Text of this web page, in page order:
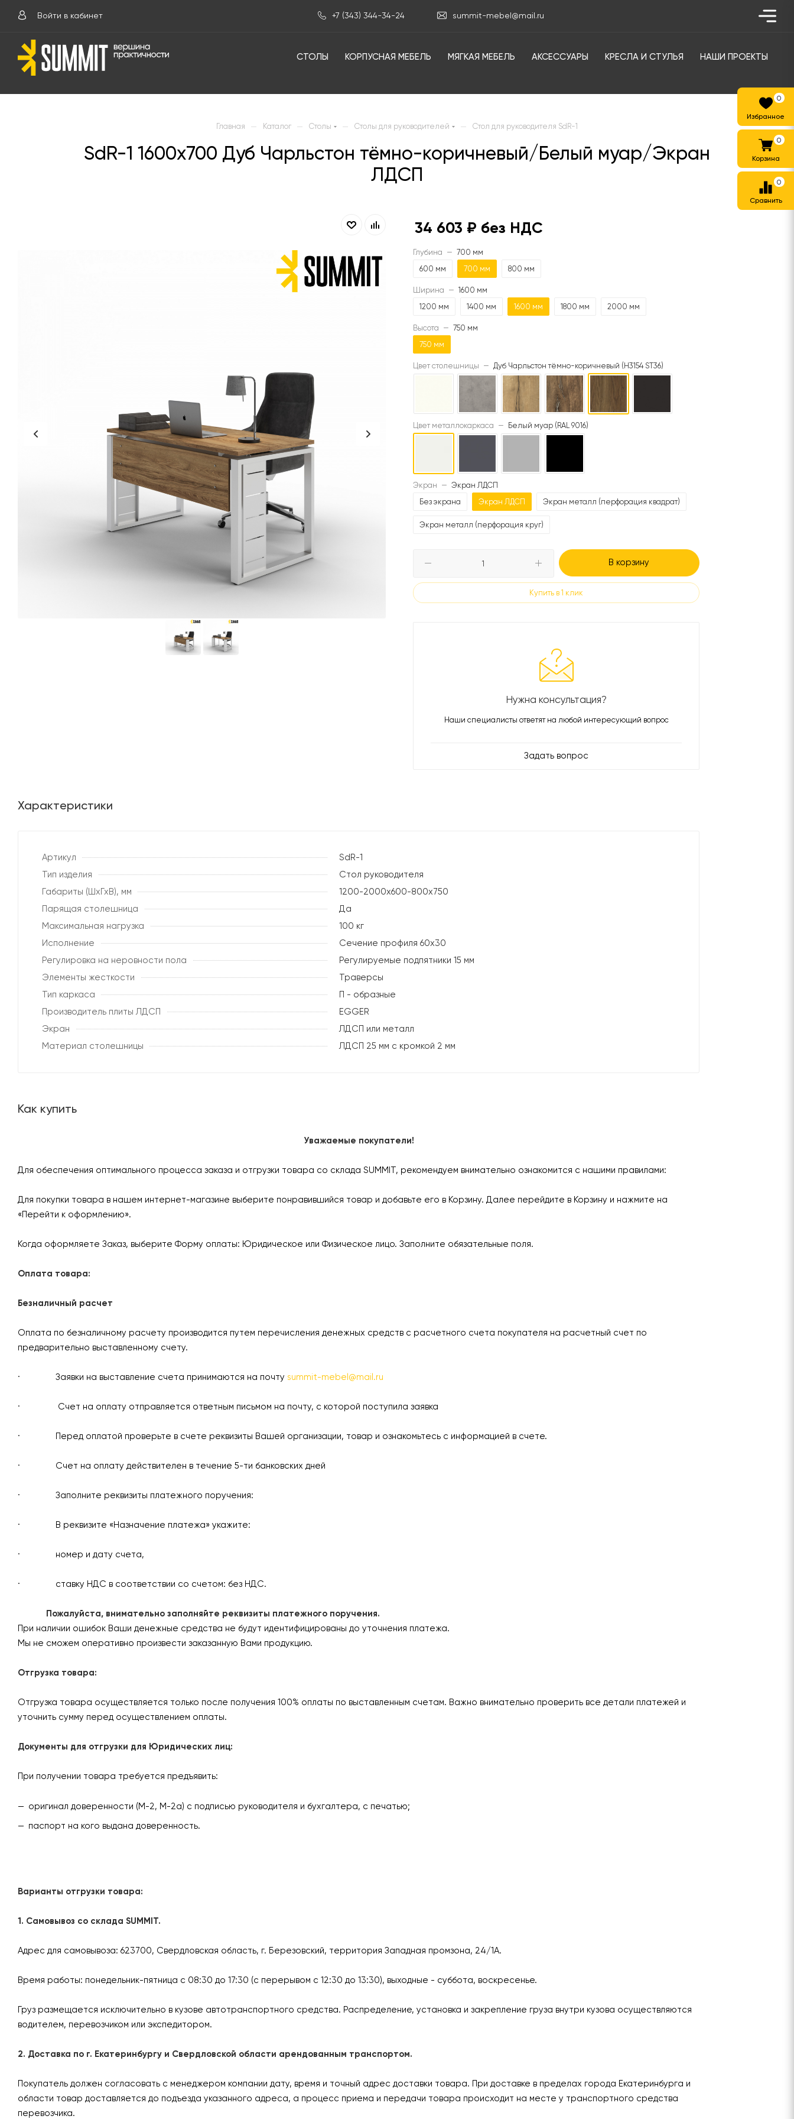
Войти в кабинет +7 (343) 344-34-24 summit-mebel@mail.ru
СТОЛЫ КОРПУСНАЯ МЕБЕЛЬ МЯГКАЯ МЕБЕЛЬ АКСЕССУАРЫ КРЕСЛА И СТУЛЬЯ НАШИ ПРОЕКТЫ
Главная — Каталог — Столы — Столы для руководителей — Стол для руководителя SdR-1
SdR-1 1600х700 Дуб Чарльстон тёмно-коричневый/Белый муар/Экран
ЛДСП
34 603 ₽ без НДС
Глубина — 700 мм
600 мм
700 мм 800 мм
Ширина — 1600 мм
1200 мм
1400 мм 1600 мм 1800 мм 2000 мм
Высота — 750 мм
750 мм
Цвет столешницы — Дуб Чарльстон тёмно-коричневый (H3154 ST36)
Цвет металлокаркаса — Белый муар (RAL 9016)
Экран — Экран ЛДСП
Без экрана
Экран ЛДСП Экран металл (перфорация квадрат)
Экран металл (перфорация круг)
В корзину
Купить в 1 клик
Нужна консультация?
Наши специалисты ответят на любой интересующий вопрос
Задать вопрос
Характеристики
Артикул
SdR-1
Тип изделия
Стол руководителя
Габариты (ШхГхВ), мм
1200-2000х600-800х750
Парящая столешница
Да
Максимальная нагрузка
100 кг
Исполнение
Сечение профиля 60х30
Регулировка на неровности пола
Регулируемые подпятники 15 мм
Элементы жесткости
Траверсы
Тип каркаса
П - образные
Производитель плиты ЛДСП
EGGER
Экран
ЛДСП или металл
Материал столешницы
ЛДСП 25 мм с кромкой 2 мм
Как купить
Уважаемые покупатели!
Для обеспечения оптимального процесса заказа и отгрузки товара со склада SUMMIT, рекомендуем внимательно ознакомится с нашими правилами:
Для покупки товара в нашем интернет-магазине выберите понравившийся товар и добавьте его в Корзину. Далее перейдите в Корзину и нажмите на
«Перейти к оформлению».
Когда оформляете Заказ, выберите Форму оплаты: Юридическое или Физическое лицо. Заполните обязательные поля.
Оплата товара:
Безналичный расчет
Оплата по безналичному расчету производится путем перечисления денежных средств с расчетного счета покупателя на расчетный счет по
предварительно выставленному счету.
· Заявки на выставление счета принимаются на почту summit-mebel@mail.ru
· Счет на оплату отправляется ответным письмом на почту, с которой поступила заявка
· Перед оплатой проверьте в счете реквизиты Вашей организации, товар и ознакомьтесь с информацией в счете.
· Счет на оплату действителен в течение 5-ти банковских дней
· Заполните реквизиты платежного поручения:
· В реквизите «Назначение платежа» укажите:
· номер и дату счета,
· ставку НДС в соответствии со счетом: без НДС.
Пожалуйста, внимательно заполняйте реквизиты платежного поручения.
При наличии ошибок Ваши денежные средства не будут идентифицированы до уточнения платежа.
Мы не сможем оперативно произвести заказанную Вами продукцию.
Отгрузка товара:
Отгрузка товара осуществляется только после получения 100% оплаты по выставленным счетам. Важно внимательно проверить все детали платежей и
уточнить сумму перед осуществлением оплаты.
Документы для отгрузки для Юридических лиц:
При получении товара требуется предъявить:
оригинал доверенности (М-2, М-2а) с подписью руководителя и бухгалтера, с печатью;
паспорт на кого выдана доверенность.
Варианты отгрузки товара:
1. Самовывоз со склада SUMMIT.
Адрес для самовывоза: 623700, Свердловская область, г. Березовский, территория Западная промзона, 24/1А.
Время работы: понедельник-пятница с 08:30 до 17:30 (с перерывом с 12:30 до 13:30), выходные - суббота, воскресенье.
Груз размещается исключительно в кузове автотранспортного средства. Распределение, установка и закрепление груза внутри кузова осуществляются
водителем, перевозчиком или экспедитором.
2. Доставка по г. Екатеринбургу и Свердловской области арендованным транспортом.
Покупатель должен согласовать с менеджером компании дату, время и точный адрес доставки товара. При доставке в пределах города Екатеринбурга и
области товар доставляется до подъезда указанного адреса, а процесс приема и передачи товара происходит на месте у транспортного средства
перевозчика.
0
0
0